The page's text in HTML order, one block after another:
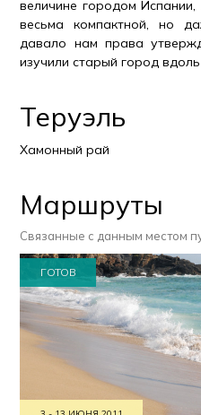
величине городом
весьма компактной, но
давало нам права
изучили старый город
Теруэль
Хамонный рай
Маршруты
Связанные с данным местом
ГОТОВ